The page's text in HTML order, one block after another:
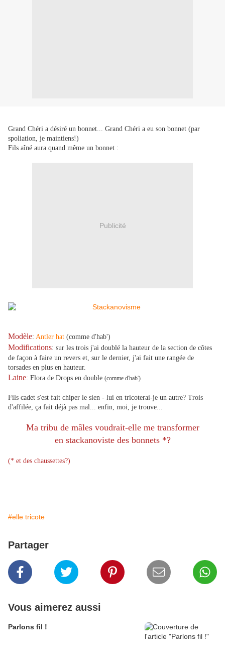
Grand Chéri a désiré un bonnet... Grand Chéri a eu son bonnet (par
spoliation, je maintiens!)
Fils aîné aura quand même un bonnet :
Publicité
Modèle: Antler hat (comme d'hab')
Modifications: sur les trois j'ai doublé la hauteur de la section de côtes
de façon à faire un revers et, sur le dernier, j'ai fait une rangée de
torsades en plus en hauteur.
Laine: Flora de Drops en double (comme d'hab')
Fils cadet s'est fait chiper le sien - lui en tricoterai-je un autre? Trois
d'affilée, ça fait déjà pas mal... enfin, moi, je trouve...
Ma tribu de mâles voudrait-elle me transformer
en stackanoviste des bonnets *?
(* et des chaussettes?)
#elle tricote
Partager
Vous aimerez aussi
Parlons fil !